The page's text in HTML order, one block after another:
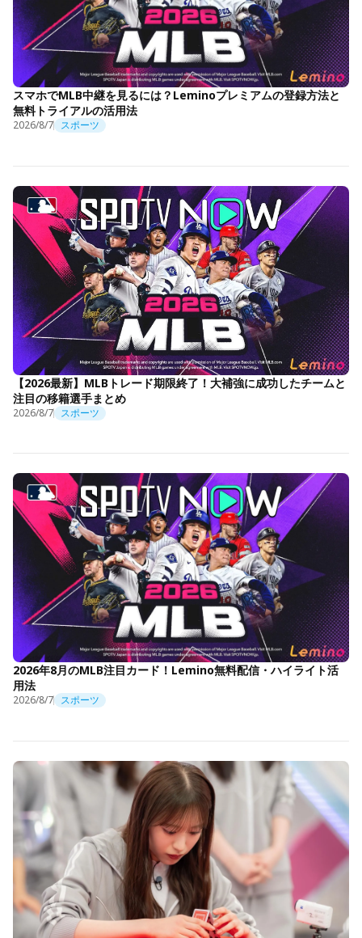
スマホでMLB中継を見るには？Leminoプレミアムの登録方法と
無料トライアルの活用法
2026/8/7 スポーツ
【2026最新】MLBトレード期限終了！大補強に成功したチームと
注目の移籍選手まとめ
2026/8/7 スポーツ
2026年8月のMLB注目カード！Lemino無料配信・ハイライト活
用法
2026/8/7 スポーツ